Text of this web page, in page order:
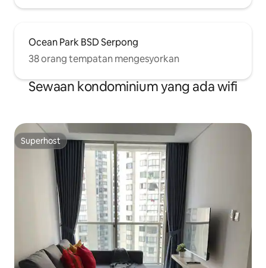
Ocean Park BSD Serpong
38 orang tempatan mengesyorkan
Sewaan kondominium yang ada wifi
Superhost
Superhost